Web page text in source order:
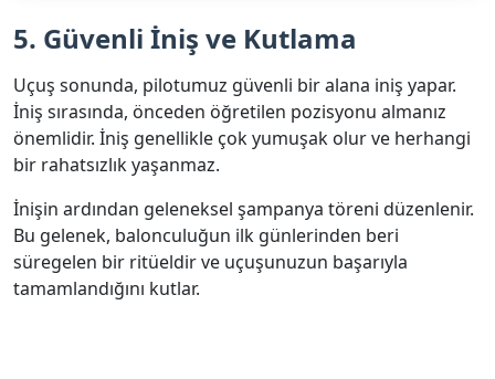
5. Güvenli İniş ve Kutlama
Uçuş sonunda, pilotumuz güvenli bir alana iniş yapar.
İniş sırasında, önceden öğretilen pozisyonu almanız
önemlidir. İniş genellikle çok yumuşak olur ve herhangi
bir rahatsızlık yaşanmaz.
İnişin ardından geleneksel şampanya töreni düzenlenir.
Bu gelenek, balonculuğun ilk günlerinden beri
süregelen bir ritüeldir ve uçuşunuzun başarıyla
tamamlandığını kutlar.